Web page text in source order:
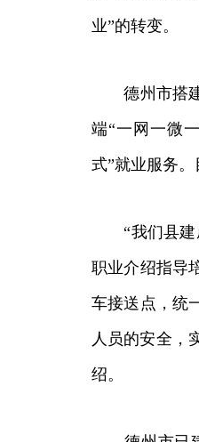
业”的转变。
德州市搭建
端“一网一微
式”就业服务
“我们县建成
职业介绍指导
车接送点，统
人员的安全，
绍。